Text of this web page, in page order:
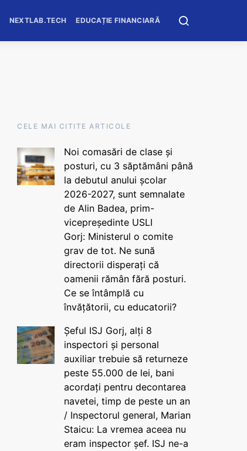
NEXTLAB.TECH EDUCAȚIE FINANCIARĂ
CELE MAI CITITE ARTICOLE
Noi comasări de clase și
posturi, cu 3 săptămâni până
la debutul anului școlar
2026-2027, sunt semnalate
de Alin Badea, prim-
vicepreședinte USLI
Gorj: Ministerul o comite
grav de tot. Ne sună
directorii disperați că
oamenii rămân fără posturi.
Ce se întâmplă cu
învățătorii, cu educatorii?
Șeful ISJ Gorj, alți 8
inspectori și personal
auxiliar trebuie să returneze
peste 55.000 de lei, bani
acordați pentru decontarea
navetei, timp de peste un an
/ Inspectorul general, Marian
Staicu: La vremea aceea nu
eram inspector șef. ISJ ne-a